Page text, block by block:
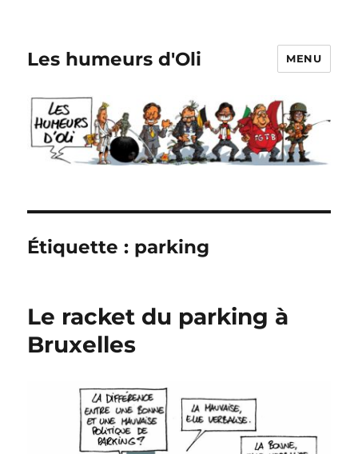
Les humeurs d'Oli MENU
Étiquette : parking
Le racket du parking à
Bruxelles